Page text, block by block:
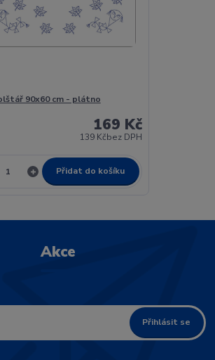
90x60 cm - plátno
169 Kč
139 Kčbez DPH
Přidat do košíku
Akce
Přihlásit se